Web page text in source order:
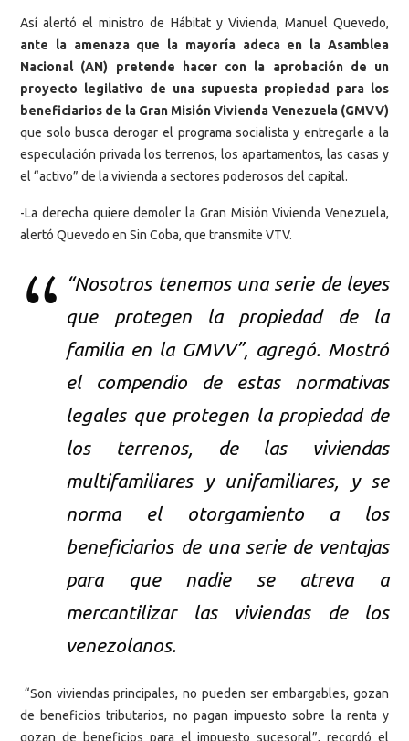
Así alertó el ministro de Hábitat y Vivienda, Manuel Quevedo,
ante la amenaza que la mayoría adeca en la Asamblea
Nacional (AN) pretende hacer con la aprobación de un
proyecto legilativo de una supuesta propiedad para los
beneficiarios de la Gran Misión Vivienda Venezuela (GMVV)
que solo busca derogar el programa socialista y entregarle a la
especulación privada los terrenos, los apartamentos, las casas y
el “activo” de la vivienda a sectores poderosos del capital.
-La derecha quiere demoler la Gran Misión Vivienda Venezuela,
alertó Quevedo en Sin Coba, que transmite VTV.
“Nosotros tenemos una serie de leyes
que protegen la propiedad de la
familia en la GMVV”, agregó. Mostró
el compendio de estas normativas
legales que protegen la propiedad de
los terrenos, de las viviendas
multifamiliares y unifamiliares, y se
norma el otorgamiento a los
beneficiarios de una serie de ventajas
para que nadie se atreva a
mercantilizar las viviendas de los
venezolanos.
“Son viviendas principales, no pueden ser embargables, gozan
de beneficios tributarios, no pagan impuesto sobre la renta y
gozan de beneficios para el impuesto sucesoral”, recordó el